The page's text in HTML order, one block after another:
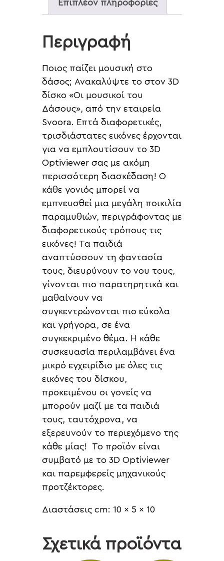
Επιπλέον πληροφορίες
Περιγραφή
Ποιος παίζει μουσική στο
δάσος; Ανακαλύψτε το στον 3D
δίσκο «Οι μουσικοί του
Δάσους», από την εταιρεία
Svoora. Επτά διαφορετικές,
τρισδιάστατες εικόνες έρχονται
για να εμπλουτίσουν το 3D
Optiviewer σας με ακόμη
περισσότερη διασκέδαση! Ο
κάθε γονιός μπορεί να
εμπνευσθεί μια μεγάλη ποικιλία
παραμυθιών, περιγράφοντας με
διαφορετικούς τρόπους τις
εικόνες! Τα παιδιά
αναπτύσσουν τη φαντασία
τους, διευρύνουν το νου τους,
γίνονται πιο παρατηρητικά και
μαθαίνουν να
συγκεντρώνονται πιο εύκολα
και γρήγορα, σε ένα
συγκεκριμένο θέμα. Η κάθε
συσκευασία περιλαμβάνει ένα
μικρό εγχειρίδιο με όλες τις
εικόνες του δίσκου,
προκειμένου οι γονείς να
μπορούν μαζί με τα παιδιά
τους, ταυτόχρονα, να
εξερευνούν το περιεχόμενο της
κάθε μίας! Το προϊόν είναι
συμβατό με το 3D Optiviewer
και παρεμφερείς μηχανικούς
προτζέκτορες.
Διαστάσεις cm: 10 x 5 x 10
Σχετικά προϊόντα